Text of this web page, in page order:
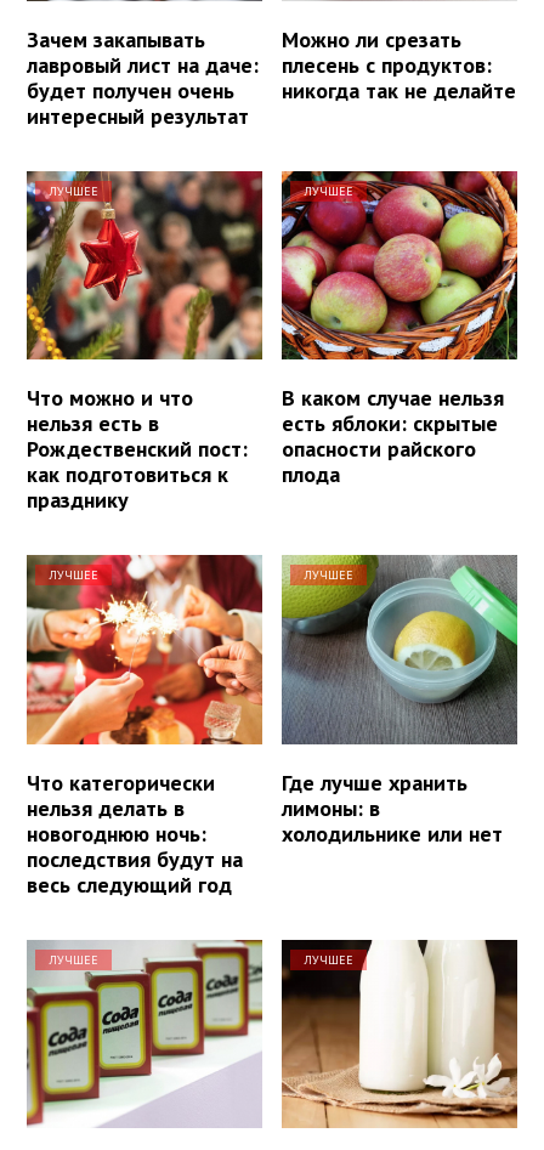
Зачем закапывать
лавровый лист на даче:
будет получен очень
интересный результат
Можно ли срезать
плесень с продуктов:
никогда так не делайте
ЛУЧШЕЕ
Что можно и что
нельзя есть в
Рождественский пост:
как подготовиться к
празднику
ЛУЧШЕЕ
В каком случае нельзя
есть яблоки: скрытые
опасности райского
плода
ЛУЧШЕЕ
Что категорически
нельзя делать в
новогоднюю ночь:
последствия будут на
весь следующий год
ЛУЧШЕЕ
Где лучше хранить
лимоны: в
холодильнике или нет
ЛУЧШЕЕ ЛУЧШЕЕ